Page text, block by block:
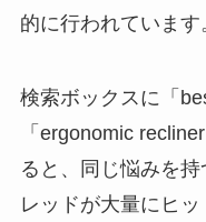
的に行われています
検索ボックスに「
「ergonomic
ると、同じ悩みを
レッドが大量にヒ